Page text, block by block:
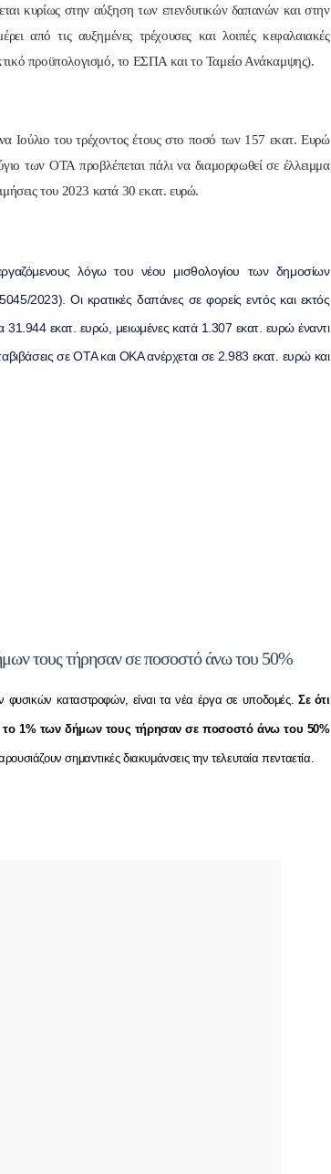
κυρίως στην αύξηση των επενδυτικών δαπανών και στην
από τις αυξημένες τρέχουσες και λοιπές κεφαλαιακές
προϋπολογισμό, το ΕΣΠΑ και το Ταμείο Ανάκαμψης).
Ιούλιο του τρέχοντος έτους στο ποσό των 157 εκατ. Ευρώ
των ΟΤΑ προβλέπεται πάλι να διαμορφωθεί σε έλλειμμα
του 2023 κατά 30 εκατ. ευρώ.
λόγω του νέου μισθολογίου των δημοσίων
2023). Οι κρατικές δαπάνες σε φορείς εντός και εκτός
εκατ. ευρώ, μειωμένες κατά 1.307 εκατ. ευρώ έναντι
σε ΟΤΑ και ΟΚΑ ανέρχεται σε 2.983 εκατ. ευρώ και
τους τήρησαν σε ποσοστό άνω του 50%
φυσικών καταστροφών, είναι τα νέα έργα σε υποδομές. Σε ότι
1% των δήμων τους τήρησαν σε ποσοστό άνω του 50%
σημαντικές διακυμάνσεις την τελευταία πενταετία.